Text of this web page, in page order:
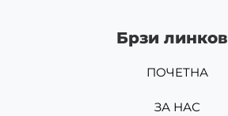
Брзи
ПОЧЕТНА
ЗА НАС